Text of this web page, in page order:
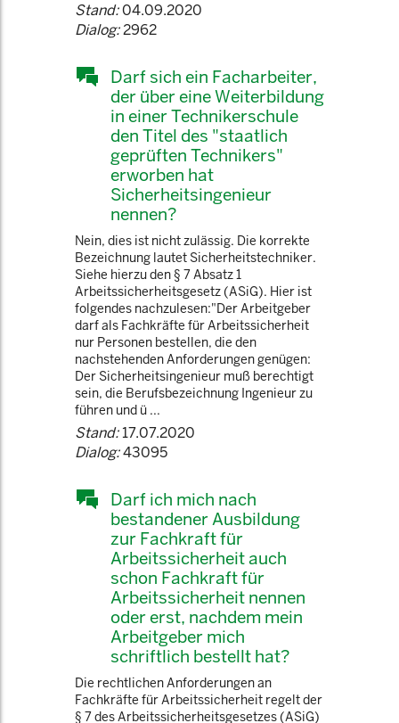
Stand:04.09.2020
Dialog:2962
Darf sich ein Facharbeiter,
der über eine Weiterbildung
in einer Technikerschule
den Titel des "staatlich
geprüften Technikers"
erworben hat
Sicherheitsingenieur
nennen?
Nein, dies ist nicht zulässig. Die korrekte
Bezeichnung lautet Sicherheitstechniker.
Siehe hierzu den § 7 Absatz 1
Arbeitssicherheitsgesetz (ASiG). Hier ist
folgendes nachzulesen:"Der Arbeitgeber
darf als Fachkräfte für Arbeitssicherheit
nur Personen bestellen, die den
nachstehenden Anforderungen genügen:
Der Sicherheitsingenieur muß berechtigt
sein, die Berufsbezeichnung Ingenieur zu
führen und ü ...
Stand:17.07.2020
Dialog:43095
Darf ich mich nach
bestandener Ausbildung
zur Fachkraft für
Arbeitssicherheit auch
schon Fachkraft für
Arbeitssicherheit nennen
oder erst, nachdem mein
Arbeitgeber mich
schriftlich bestellt hat?
Die rechtlichen Anforderungen an
Fachkräfte für Arbeitssicherheit regelt der
§ 7 des Arbeitssicherheitsgesetzes (ASiG)